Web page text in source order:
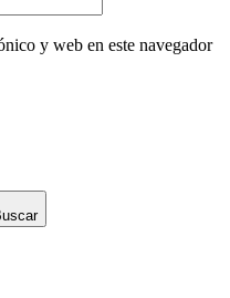
y web en este navegador